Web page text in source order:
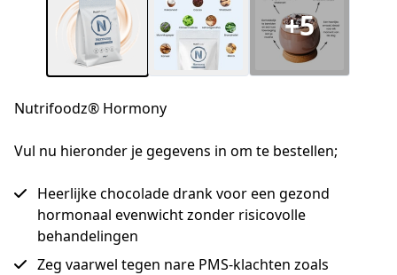
+5
Nutrifoodz® Hormony
Vul nu hieronder je gegevens in om te bestellen;
Heerlijke chocolade drank voor een gezond
hormonaal evenwicht zonder risicovolle
behandelingen
Zeg vaarwel tegen nare PMS-klachten zoals